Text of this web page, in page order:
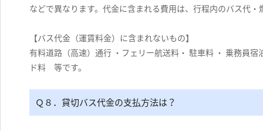
などで異なります。代金に含まれる費用は、行程内のバス代・
【バス代金（運賃料金）に含まれないもの】
有料道路（高速）通行 ・フェリー航送料・ 駐車料 ・ 乗務員
ド料 等です。
Ｑ８．貸切バス代金の支払方法は？